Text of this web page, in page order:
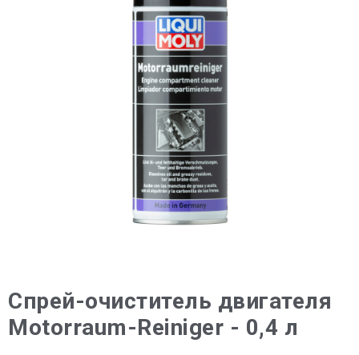
Спрей-очиститель двигателя
Motorraum-Reiniger - 0,4 л